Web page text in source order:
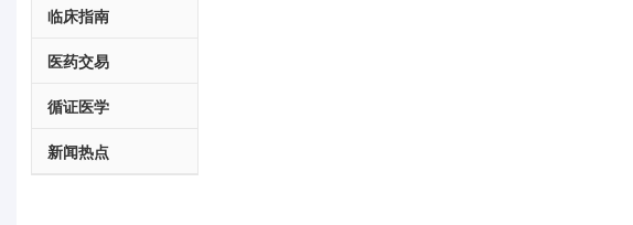
临床指南
医药交易
循证医学
新闻热点